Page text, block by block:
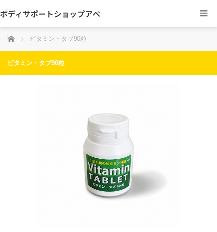
ボディサポートショップアベ
ホーム ビタミン・タブ90粒
ビタミン・タブ90粒